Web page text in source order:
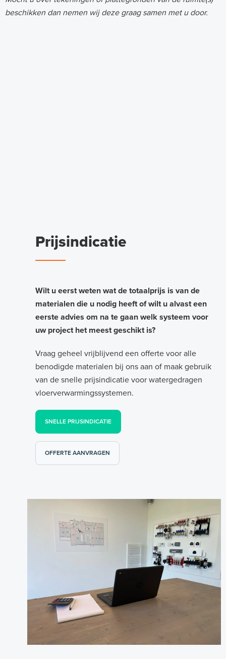
beschikken dan nemen wij deze graag samen met u door.
Prijsindicatie
Wilt u eerst weten wat de totaalprijs is van de
materialen die u nodig heeft of wilt u alvast een
eerste advies om na te gaan welk systeem voor
uw project het meest geschikt is?
Vraag geheel vrijblijvend een offerte voor alle
benodigde materialen bij ons aan of maak gebruik
van de snelle prijsindicatie voor watergedragen
vloerverwarmingssystemen.
SNELLE PRIJSINDICATIE
OFFERTE AANVRAGEN